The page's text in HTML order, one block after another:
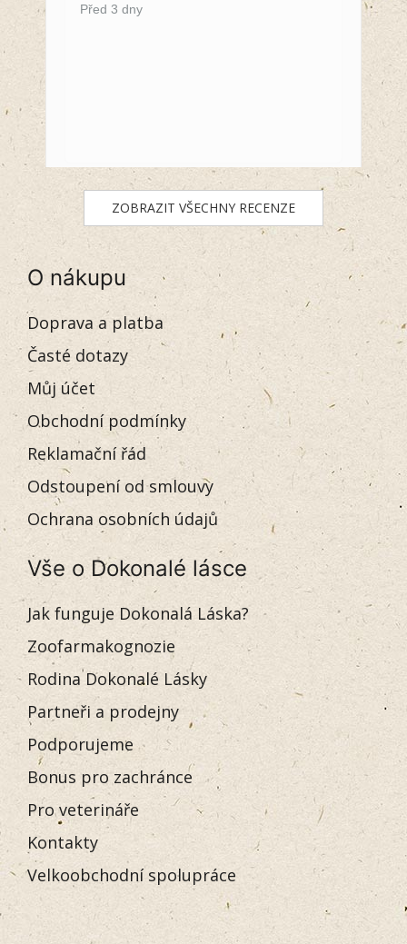
Před 3 dny
ZOBRAZIT VŠECHNY RECENZE
O nákupu
Doprava a platba
Časté dotazy
Můj účet
Obchodní podmínky
Reklamační řád
Odstoupení od smlouvy
Ochrana osobních údajů
Vše o Dokonalé lásce
Jak funguje Dokonalá Láska?
Zoofarmakognozie
Rodina Dokonalé Lásky
Partneři a prodejny
Podporujeme
Bonus pro zachránce
Pro veterináře
Kontakty
Velkoobchodní spolupráce